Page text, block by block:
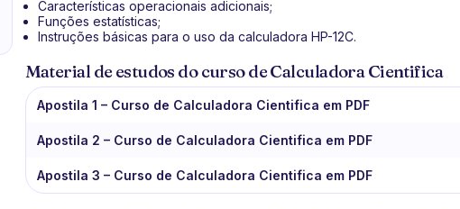
Características operacionais adicionais;
Funções estatísticas;
Instruções básicas para o uso da calculadora HP-12C.
Material de estudos do curso de Calculadora Cientifica
Apostila 1 – Curso de Calculadora Cientifica em PDF
Apostila 2 – Curso de Calculadora Cientifica em PDF
Apostila 3 – Curso de Calculadora Cientifica em PDF